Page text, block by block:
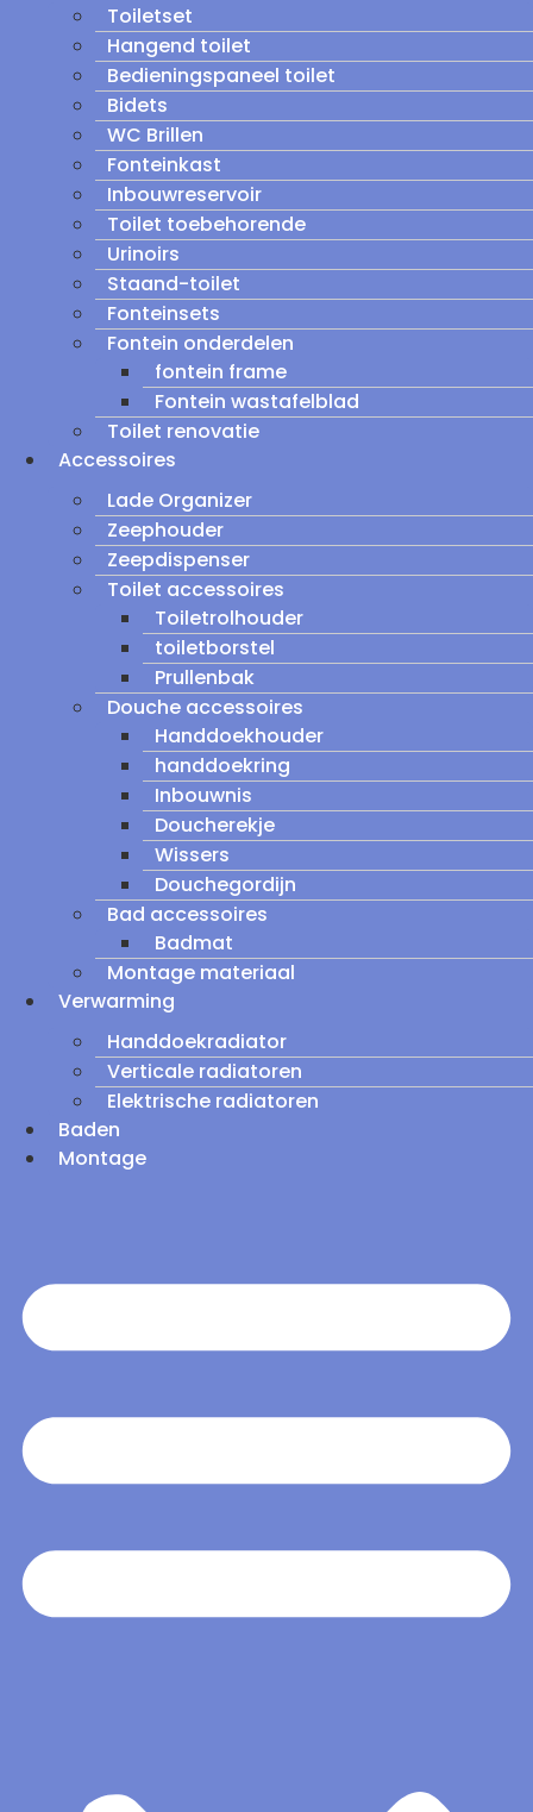
Toiletset
Hangend toilet
Bedieningspaneel toilet
Bidets
WC Brillen
Fonteinkast
Inbouwreservoir
Toilet toebehorende
Urinoirs
Staand-toilet
Fonteinsets
Fontein onderdelen
fontein frame
Fontein wastafelblad
Toilet renovatie
Accessoires
Lade Organizer
Zeephouder
Zeepdispenser
Toilet accessoires
Toiletrolhouder
toiletborstel
Prullenbak
Douche accessoires
Handdoekhouder
handdoekring
Inbouwnis
Doucherekje
Wissers
Douchegordijn
Bad accessoires
Badmat
Montage materiaal
Verwarming
Handdoekradiator
Verticale radiatoren
Elektrische radiatoren
Baden
Montage